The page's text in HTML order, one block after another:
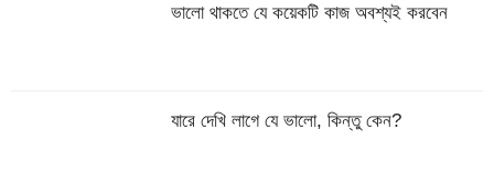
ভালো থাকতে যে কয়েকটি কাজ অবশ্যই করবেন
যারে দেখি লাগে যে ভালো, কিন্তু কেন?